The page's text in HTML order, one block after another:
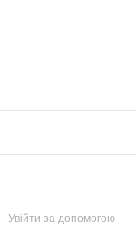
Увійти за допомогою